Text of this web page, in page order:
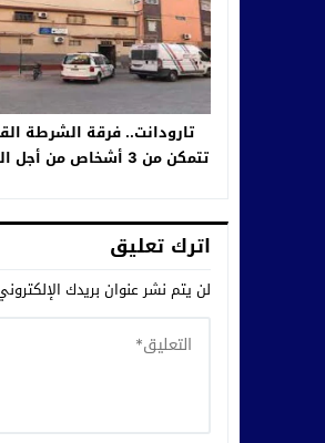
تارودانت.. فرقة الشرطة
تتمكن من 3 أشخاص من
اترك تعليق
لن يتم نشر عنوان بريدك